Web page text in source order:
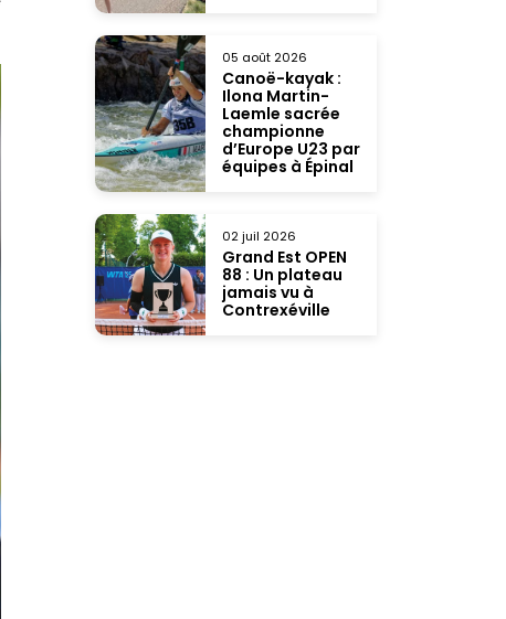
05 août 2026
Canoë-kayak :
Ilona Martin-
Laemle sacrée
championne
d’Europe U23 par
équipes à Épinal
02 juil 2026
Grand Est OPEN
88 : Un plateau
jamais vu à
Contrexéville